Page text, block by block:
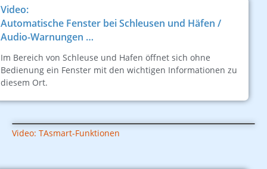
Video:
Automatische Fenster bei Schleusen und Häfen /
Audio-Warnungen …
Im Bereich von Schleuse und Hafen öffnet sich ohne
Bedienung ein Fenster mit den wichtigen Informationen zu
diesem Ort.
Video: TAsmart-Funktionen